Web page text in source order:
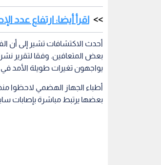
اقرأ أيضا: ارتفاع
أحدث الاكتشافات تشير إلى أن
بعض المتعافين. وفقا لتقرير
يواجهون تغيرات طويلة الأمد في
أطباء الجهاز الهضمي لاحظوا
بعضها يرتبط مباشرة بإصابات